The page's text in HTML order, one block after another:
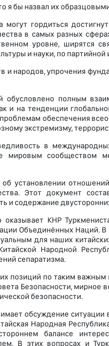
я бы назвал их
гордиться
в самых разных
уровне, ширятся
и науки, по
и народов, упрочения
обусловлено полным
и на тенденции
обеспечения
экстремизму,
в
мировым сообществом
установлении
Этот документ
и содержание
КНР
Объединённых Наций.
для наших
Народной
сепаратизма.
позиций по таким важным
Безопасности, мирное
безопасности.
обсуждение
Народная
балансе
В этих вопросах и